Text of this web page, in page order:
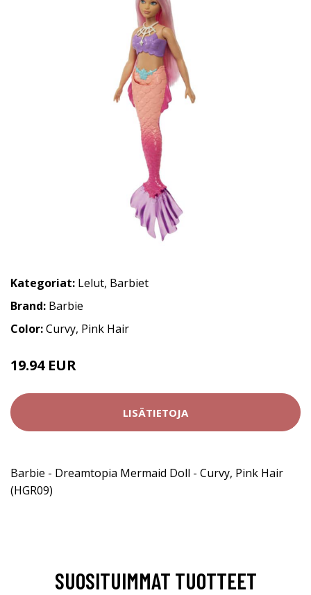
Kategoriat: Lelut, Barbiet
Brand: Barbie
Color:Curvy, Pink Hair
19.94 EUR
LISÄTIETOJA
Barbie - Dreamtopia Mermaid Doll - Curvy, Pink Hair
(HGR09)
SUOSITUIMMAT TUOTTEET